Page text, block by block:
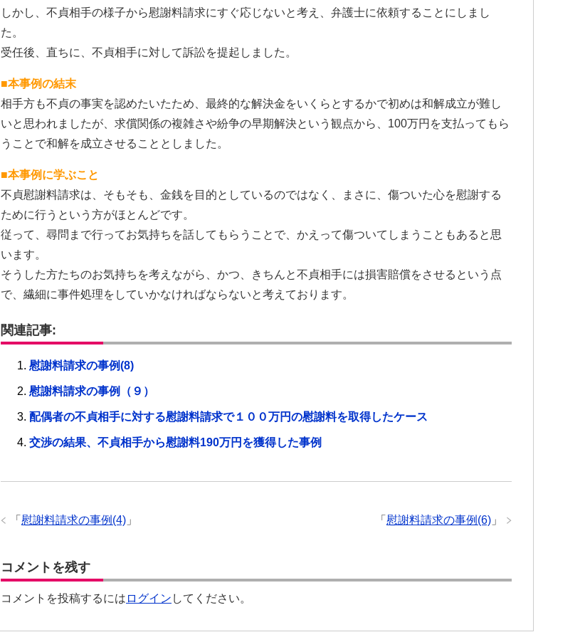
しかし、不貞相手の様子から慰謝料請求にすぐ応じないと考え、弁護士に依頼することにしまし
た。
受任後、直ちに、不貞相手に対して訴訟を提起しました。
■本事例の結末
相手方も不貞の事実を認めたいたため、最終的な解決金をいくらとするかで初めは和解成立が難し
いと思われましたが、求償関係の複雑さや紛争の早期解決という観点から、100万円を支払ってもら
うことで和解を成立させることとしました。
■本事例に学ぶこと
不貞慰謝料請求は、そもそも、金銭を目的としているのではなく、まさに、傷ついた心を慰謝する
ために行うという方がほとんどです。
従って、尋問まで行ってお気持ちを話してもらうことで、かえって傷ついてしまうこともあると思
います。
そうした方たちのお気持ちを考えながら、かつ、きちんと不貞相手には損害賠償をさせるという点
で、繊細に事件処理をしていかなければならないと考えております。
関連記事:
慰謝料請求の事例(8)
慰謝料請求の事例（９）
配偶者の不貞相手に対する慰謝料請求で１００万円の慰謝料を取得したケース
交渉の結果、不貞相手から慰謝料190万円を獲得した事例
「 慰謝料請求の事例(6) 」
「 慰謝料請求の事例(4) 」
コメントを残す
コメントを投稿するには ログイン してください。